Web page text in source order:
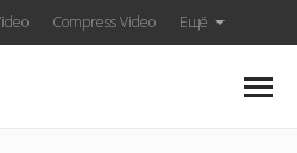
Compress Video Ещё